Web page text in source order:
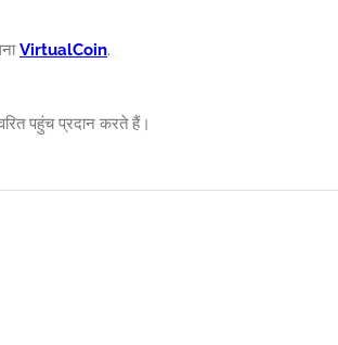
VirtualCoin.
पहुंच प्रदान करते हैं।